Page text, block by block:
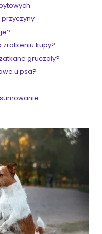
kupy?
gruczoły?
u psa?